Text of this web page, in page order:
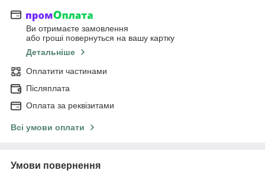
Ви отримаєте замовлення
або гроші повернуться на вашу картку
Детальніше
Оплатити частинами
Післяплата
Оплата за реквізитами
Всі умови оплати
Умови повернення